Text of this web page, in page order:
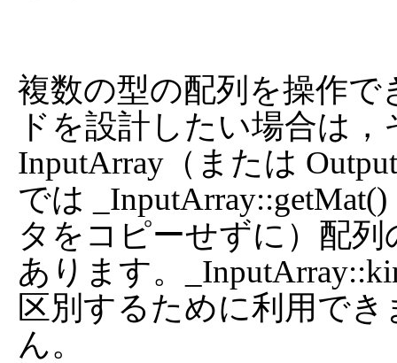
複数の型の配列を操作
ドを設計したい場合は
InputArray（または
では
タをコピーせずに）配
あります。
区別するために利用で
ん。